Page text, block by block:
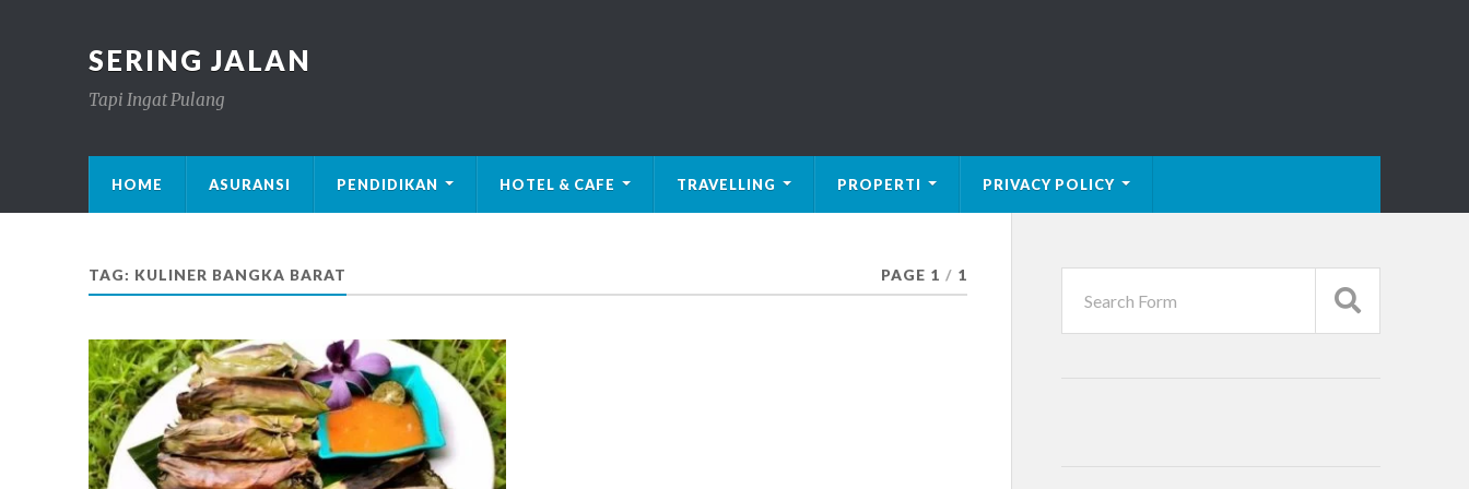
SERING JALAN
Tapi Ingat Pulang
HOME ASURANSI PENDIDIKAN HOTEL & CAFE TRAVELLING PROPERTI PRIVACY POLICY
TAG: KULINER BANGKA BARAT PAGE 1 / 1